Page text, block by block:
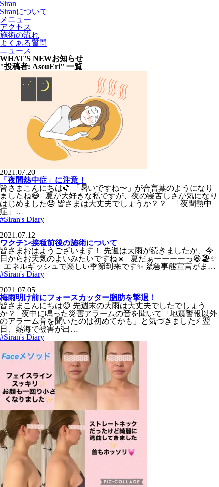
Siran
Siranについて
メニュー
アクセス
施術の流れ
よくある質問
ニュース
WHAT'S NEWお知らせ
"投稿者: AsouEri" 一覧
2021.07.20
「夜間熱中症」に注意！
皆さまこんにちは🌻 「暑いですね〜」が合言葉のようになり
ましたね😅 夏が大好きな私ですが、夜の寝苦しさが気になり
はじめました😓 皆さまは大丈夫でしょうか？？ 「夜間熱中
症」…
#Siran's Diary
2021.07.12
ワクチン接種前後の施術について
皆さまおはようございます！ 先週は大雨が続きましたが、今
日からお天気のよいみたいですね☀️ 夏だぁーーーーっ😆🏖️✨
エネルギッシュで楽しい季節到来です✨ 緊急事態宣言がま…
#Siran's Diary
2021.07.05
梅雨明け前にフォースカッター脂肪を撃退！
皆さまこんにちは😊 先週末の大雨は大丈夫でしたでしょう
か？ 夜中に鳴った災害アラームの音を聞いて「地震警報以外
のアラーム音を聞いたのは初めてかも」と気づきました⚡️ 翌
日、熱海で被害が出…
#Siran's Diary